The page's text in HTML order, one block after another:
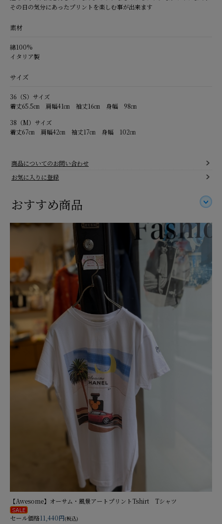
その日の気分にあったプリントを楽しむ事が出来ます
素材
綿100%
イタリア製
サイズ
36（S）サイズ
着丈65.5㎝ 肩幅41㎝ 袖丈16㎝ 身幅 98㎝
38（M）サイズ
着丈67㎝ 肩幅42㎝ 袖丈17㎝ 身幅 102㎝
商品についてのお問い合わせ
お気に入りに登録
おすすめ商品
【Awesome】オーサム・風景アートプリントTshirt Tシャツ
セール価格11,440円(税込)